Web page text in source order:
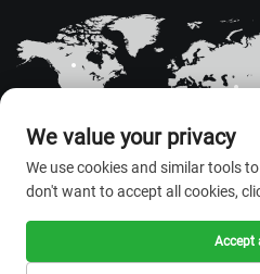
Tous droits réservés © 2026
Zhongshan Rongrui Technology Co.,
We value your privacy
We use cookies and similar tools
don't want to accept all cookies,
Accept